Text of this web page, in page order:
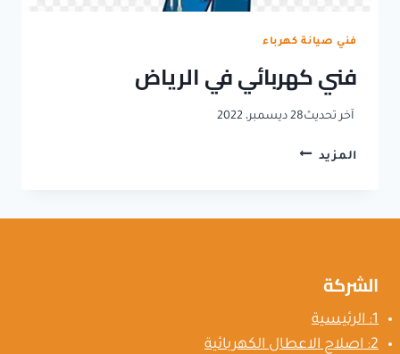
فني صيانة كهرباء
فني كهربائي في الرياض
آخر تحديث28 ديسمبر، 2022
المزيد فني
الشركة
1: الرئيسية
2: اصلاح الاعطال الكهربائية